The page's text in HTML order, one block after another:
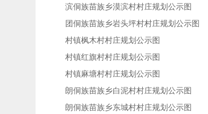
漠滨侗族苗族乡漠滨村村庄规划公示图
炮团侗族苗族乡岩头坪村村庄规划公示图
坪村镇枫木村村庄规划公示图
坪村镇红旗村村庄规划公示图
坪村镇麻塘村村庄规划公示图
青朗侗族苗族乡白泥村村庄规划公示图
青朗侗族苗族乡东城村村庄规划公示图